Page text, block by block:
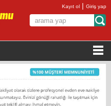
Kayıt ol |Giriş yap